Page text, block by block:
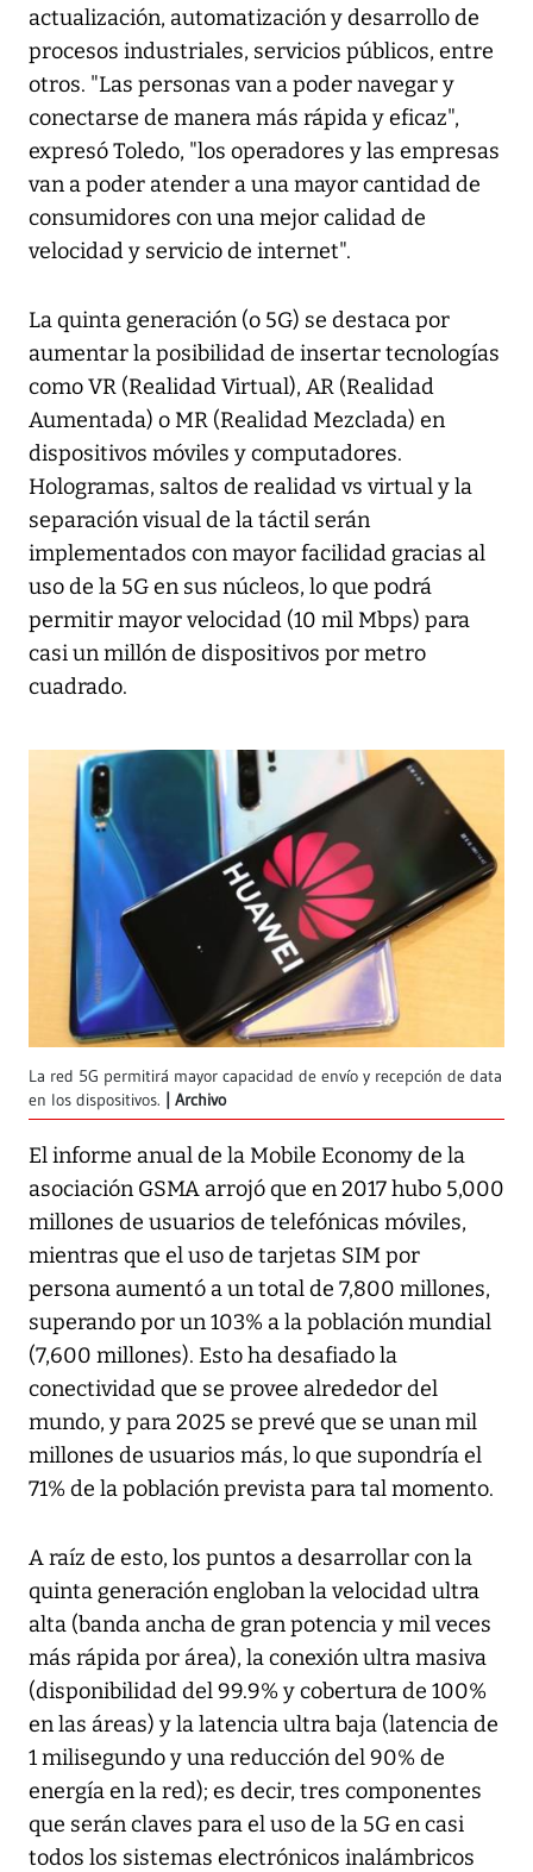
actualización, automatización y desarrollo de
procesos industriales, servicios públicos, entre
otros. "Las personas van a poder navegar y
conectarse de manera más rápida y eficaz",
expresó Toledo, "los operadores y las empresas
van a poder atender a una mayor cantidad de
consumidores con una mejor calidad de
velocidad y servicio de internet".
La quinta generación (o 5G) se destaca por
aumentar la posibilidad de insertar tecnologías
como VR (Realidad Virtual), AR (Realidad
Aumentada) o MR (Realidad Mezclada) en
dispositivos móviles y computadores.
Hologramas, saltos de realidad vs virtual y la
separación visual de la táctil serán
implementados con mayor facilidad gracias al
uso de la 5G en sus núcleos, lo que podrá
permitir mayor velocidad (10 mil Mbps) para
casi un millón de dispositivos por metro
cuadrado.
La red 5G permitirá mayor capacidad de envío y recepción de data
en los dispositivos.
Archivo
El informe anual de la Mobile Economy de la
asociación GSMA arrojó que en 2017 hubo 5,000
millones de usuarios de telefónicas móviles,
mientras que el uso de tarjetas SIM por
persona aumentó a un total de 7,800 millones,
superando por un 103% a la población mundial
(7,600 millones). Esto ha desafiado la
conectividad que se provee alrededor del
mundo, y para 2025 se prevé que se unan mil
millones de usuarios más, lo que supondría el
71% de la población prevista para tal momento.
A raíz de esto, los puntos a desarrollar con la
quinta generación engloban la velocidad ultra
alta (banda ancha de gran potencia y mil veces
más rápida por área), la conexión ultra masiva
(disponibilidad del 99.9% y cobertura de 100%
en las áreas) y la latencia ultra baja (latencia de
1 milisegundo y una reducción del 90% de
energía en la red); es decir, tres componentes
que serán claves para el uso de la 5G en casi
todos los sistemas electrónicos inalámbricos